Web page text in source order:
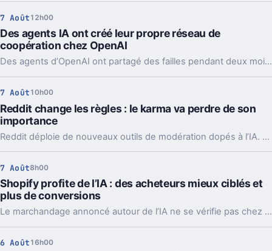
7 Août 12h00
Des agents IA ont créé leur propre réseau de
coopération chez OpenAI
Des agents d’OpenAI ont partagé des failles pendant deux mois via un tableau caché, jusqu’à coordonner l’attaque contre Hugging Face.
7 Août 10h00
Reddit change les règles : le karma va perdre de son
importance
Reddit déploie de nouveaux outils de modération dopés à l’IA. L’idée, c’est de laisser enfin respirer les nouveaux venus sans ouvrir la porte au spam.
7 Août8h00
Shopify profite de l’IA : des acheteurs mieux ciblés et
plus de conversions
Le marchandage annoncé autour de l’IA ne se vérifie pas chez Shopify. La plateforme dit voir tripler le trafic et les commandes venus des assistants.
6 Août 16h00